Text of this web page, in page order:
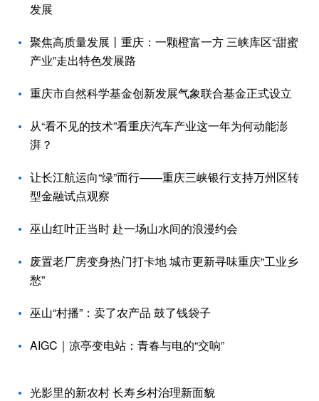
发展
聚焦高质量发展丨重庆：一颗橙富一方 三峡库区“甜蜜
产业”走出特色发展路
重庆市自然科学基金创新发展气象联合基金正式设立
从“看不见的技术”看重庆汽车产业这一年为何动能澎
湃？
让长江航运向“绿”而行——重庆三峡银行支持万州区转
型金融试点观察
巫山红叶正当时 赴一场山水间的浪漫约会
废置老厂房变身热门打卡地 城市更新寻味重庆“工业乡
愁”
巫山“村播”：卖了农产品 鼓了钱袋子
AIGC｜凉亭变电站：青春与电的“交响”
光影里的新农村 长寿乡村治理新面貌